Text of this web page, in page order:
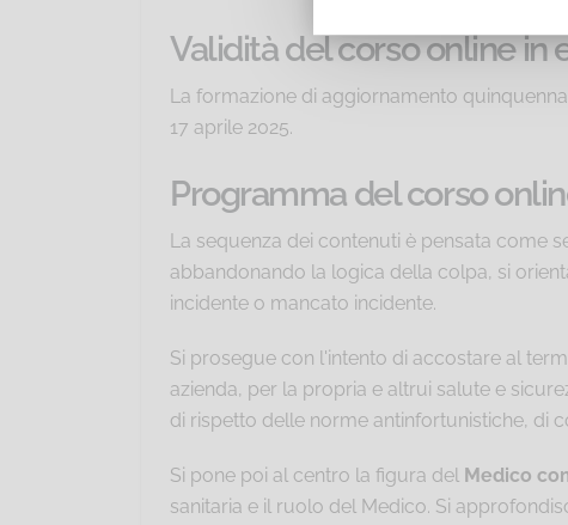
Validità del corso online in
La formazione di aggiornamento
17 aprile 2025.
Programma del corso
La sequenza dei contenuti è pensata come
abbandonando la logica della colpa, si
incidente o mancato incidente.
Si prosegue con l'intento di accostare al
azienda, per la propria e altrui salute e
di rispetto delle norme antinfortunistiche, di
Si pone poi al centro la figura del Medico
sanitaria e il ruolo del Medico. Si